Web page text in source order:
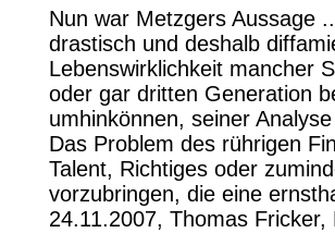
Nun war Metzgers Aussage
drastisch und deshalb
Lebenswirklichkeit mancher
oder gar dritten Generation
umhinkönnen, seiner
Das Problem des rührigen
Talent, Richtiges oder
vorzubringen, die eine
24.11.2007, Thomas Fricker,